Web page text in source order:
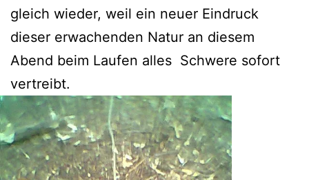
gleich wieder, weil ein neuer Eindruck
dieser erwachenden Natur an diesem
Abend beim Laufen alles Schwere sofort
vertreibt.